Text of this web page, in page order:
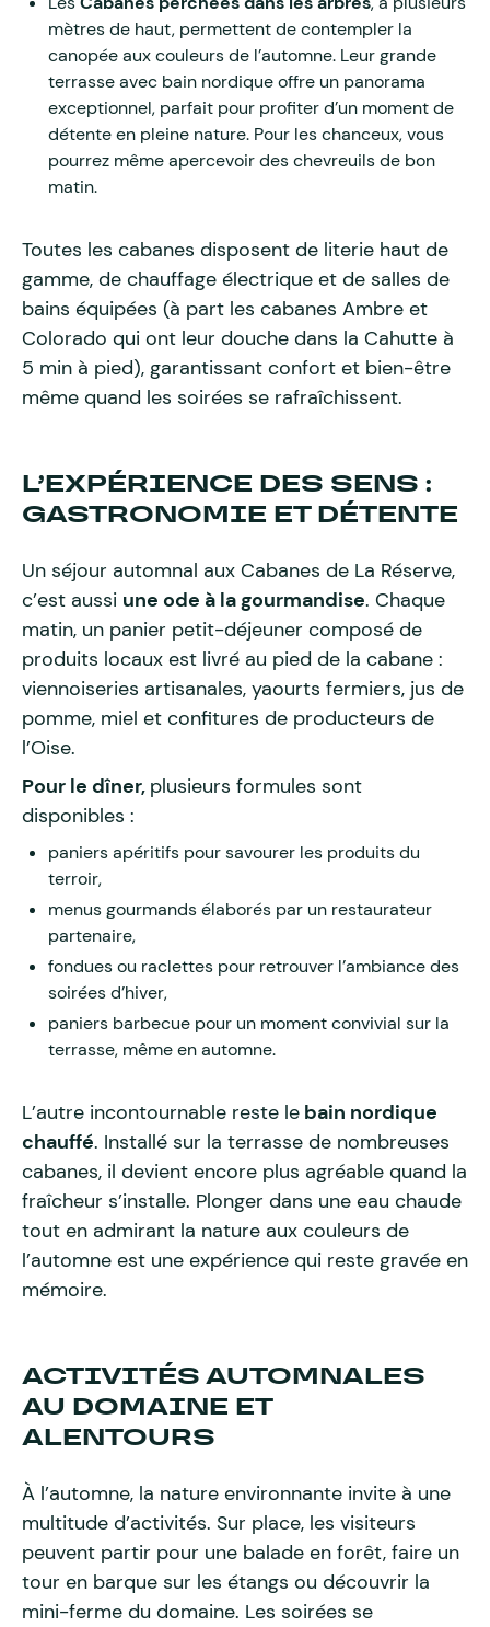
mètres de haut, permettent de contempler la
canopée aux couleurs de l’automne. Leur grande
terrasse avec bain nordique offre un panorama
exceptionnel, parfait pour profiter d’un moment de
détente en pleine nature. Pour les chanceux, vous
pourrez même apercevoir des chevreuils de bon
matin.
Toutes les cabanes disposent de literie haut de
gamme, de chauffage électrique et de salles de
bains équipées (à part les cabanes Ambre et
Colorado qui ont leur douche dans la Cahutte à
5 min à pied), garantissant confort et bien-être
même quand les soirées se rafraîchissent.
L’EXPÉRIENCE DES SENS :
GASTRONOMIE ET DÉTENTE
Un séjour automnal aux Cabanes de La Réserve,
c’est aussi une ode à la gourmandise. Chaque
matin, un panier petit-déjeuner composé de
produits locaux est livré au pied de la cabane :
viennoiseries artisanales, yaourts fermiers, jus de
pomme, miel et confitures de producteurs de
l’Oise.
Pour le dîner, plusieurs formules sont
disponibles :
paniers apéritifs pour savourer les produits du
terroir,
menus gourmands élaborés par un restaurateur
partenaire,
fondues ou raclettes pour retrouver l’ambiance des
soirées d’hiver,
paniers barbecue pour un moment convivial sur la
terrasse, même en automne.
L’autre incontournable reste le bain nordique
chauffé. Installé sur la terrasse de nombreuses
cabanes, il devient encore plus agréable quand la
fraîcheur s’installe. Plonger dans une eau chaude
tout en admirant la nature aux couleurs de
l’automne est une expérience qui reste gravée en
mémoire.
ACTIVITÉS AUTOMNALES
AU DOMAINE ET
ALENTOURS
À l’automne, la nature environnante invite à une
multitude d’activités. Sur place, les visiteurs
peuvent partir pour une balade en forêt, faire un
tour en barque sur les étangs ou découvrir la
mini-ferme du domaine. Les soirées se